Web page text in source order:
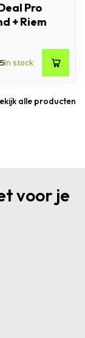
Pro
+ Riem
In stock
alle producten
voor je